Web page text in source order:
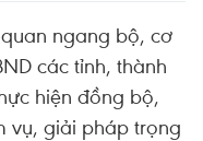
ngang bộ, cơ
các tỉnh, thành
hiện đồng bộ,
vụ, giải pháp trọng